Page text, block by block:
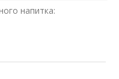
напитка: